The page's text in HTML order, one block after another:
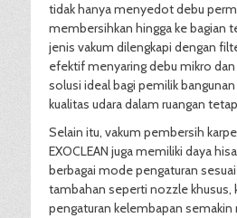
tidak hanya menyedot debu
membersihkan hingga ke bagian
jenis vakum dilengkapi dengan
efektif menyaring debu mikro
solusi ideal bagi pemilik
kualitas udara dalam ruangan
Selain itu, vakum pembersih
EXOCLEAN juga memiliki daya
berbagai mode pengaturan
tambahan seperti nozzle khusus,
pengaturan kelembapan